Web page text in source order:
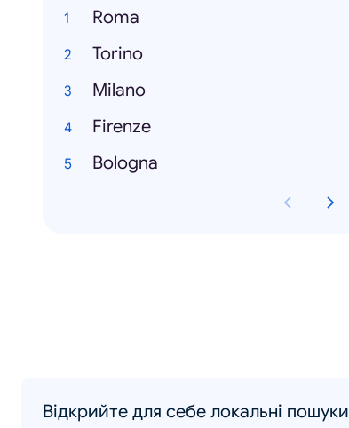
Roma
Torino
Milano
Firenze
Bologna
Відкрийте для себе локальні пошуки